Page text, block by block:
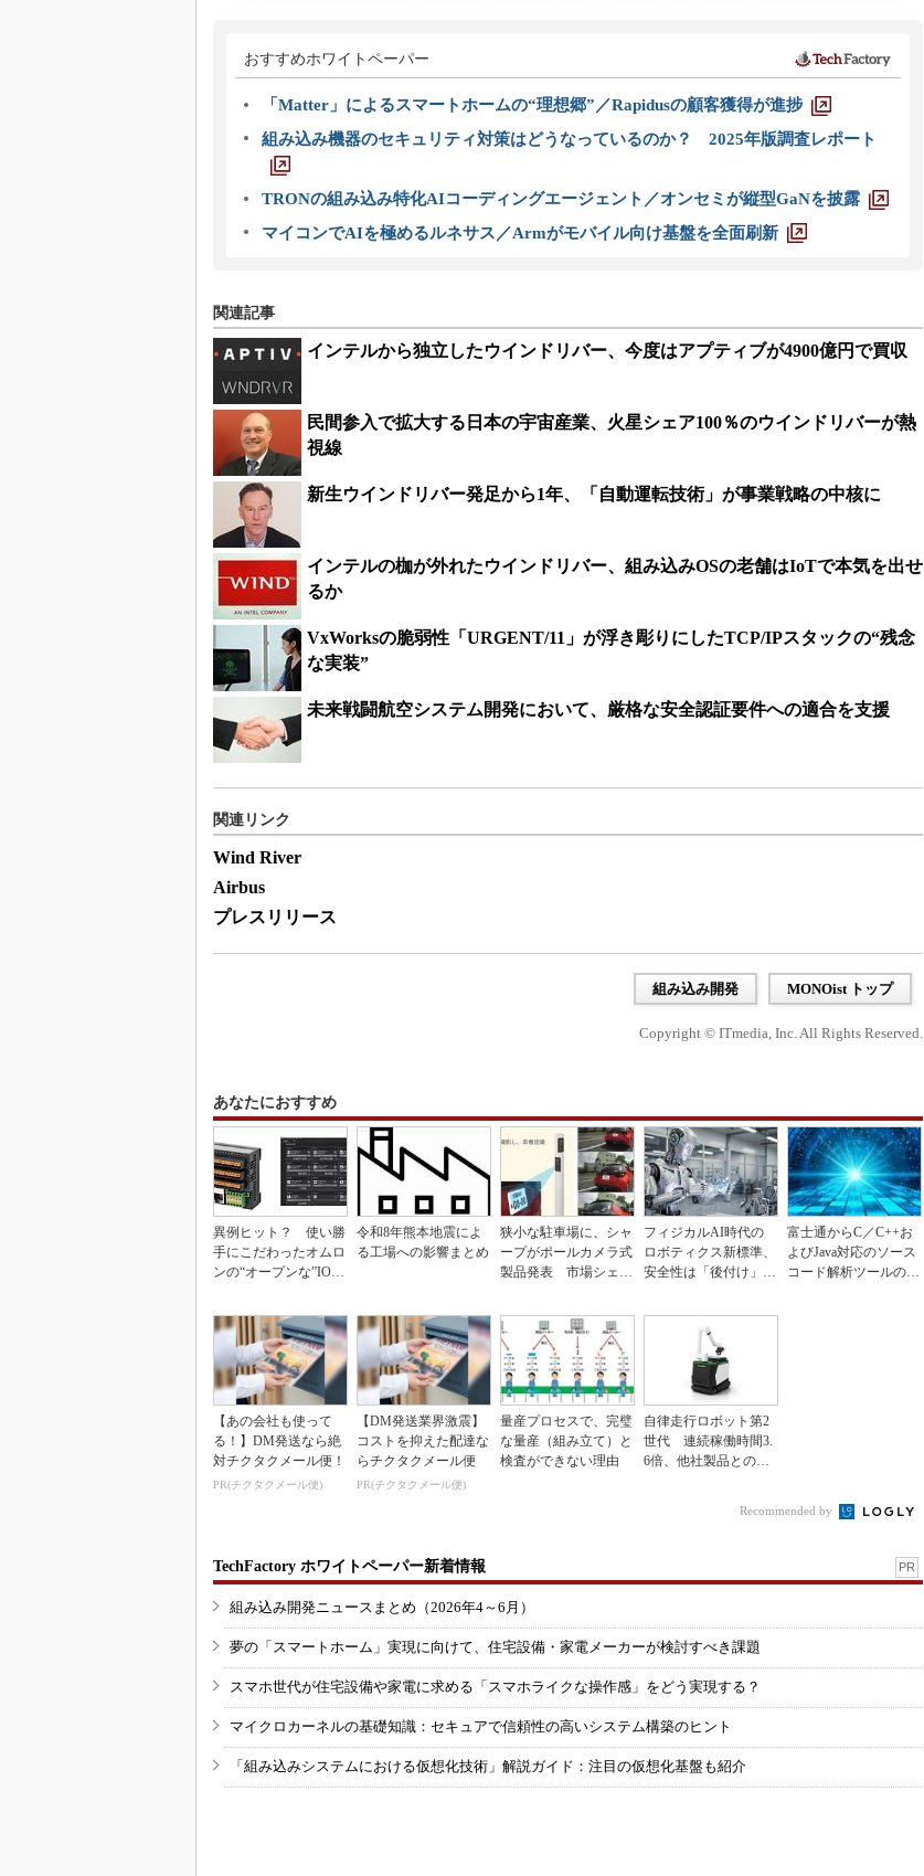
おすすめホワイトペーパー
「Matter」によるスマートホームの“理想郷”／Rapidusの顧客獲得が進捗
組み込み機器のセキュリティ対策はどうなっているのか？ 2025年版調査レポート
TRONの組み込み特化AIコーディングエージェント／オンセミが縦型GaNを披露
マイコンでAIを極めるルネサス／Armがモバイル向け基盤を全面刷新
関連記事
インテルから独立したウインドリバー、今度はアプティブが4900億円で買収
民間参入で拡大する日本の宇宙産業、火星シェア100％のウインドリバーが熱
視線
新生ウインドリバー発足から1年、「自動運転技術」が事業戦略の中核に
インテルの枷が外れたウインドリバー、組み込みOSの老舗はIoTで本気を出せ
るか
VxWorksの脆弱性「URGENT/11」が浮き彫りにしたTCP/IPスタックの“残念
な実装”
未来戦闘航空システム開発において、厳格な安全認証要件への適合を支援
関連リンク
Wind River
Airbus
プレスリリース
組み込み開発 MONOist トップ
Copyright © ITmedia, Inc. All Rights Reserved.
あなたにおすすめ
異例ヒット？ 使い勝
手にこだわったオムロ
ンの“オープンな”IO-L
令和8年熊本地震によ
る工場への影響まとめ
狭小な駐車場に、シャ
ープがポールカメラ式
製品発表 市場シェア
フィジカルAI時代の
ロボティクス新標準、
安全性は「後付け」で
富士通からC／C++お
よびJava対応のソース
コード解析ツールの資
【あの会社も使って
る！】DM発送なら絶
対チクタクメール便！
PR(チクタクメール便)
【DM発送業界激震】
コストを抑えた配達な
らチクタクメール便
PR(チクタクメール便)
量産プロセスで、完璧
な量産（組み立て）と
検査ができない理由
自律走行ロボット第2
世代 連続稼働時間3.
6倍、他社製品との連
Recommended by
TechFactory ホワイトペーパー新着情報 PR
組み込み開発ニュースまとめ（2026年4～6月）
夢の「スマートホーム」実現に向けて、住宅設備・家電メーカーが検討すべき課題
スマホ世代が住宅設備や家電に求める「スマホライクな操作感」をどう実現する？
マイクロカーネルの基礎知識：セキュアで信頼性の高いシステム構築のヒント
「組み込みシステムにおける仮想化技術」解説ガイド：注目の仮想化基盤も紹介